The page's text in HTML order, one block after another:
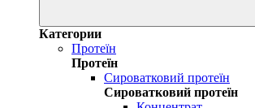
Категории
Протеїн
Протеїн
Сироватковий протеїн
Сироватковий протеїн